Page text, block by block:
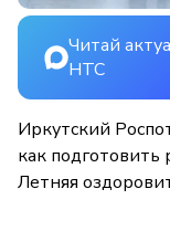
Читай
НТС
Иркутский
как подготовить
Летняя